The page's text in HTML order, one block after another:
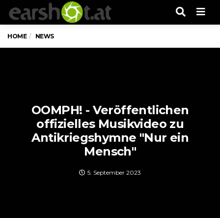
HOME NEWS
OOMPH! - Veröffentlichen
offizielles Musikvideo zu
Antikriegshymne "Nur ein
Mensch"
5. September 2023